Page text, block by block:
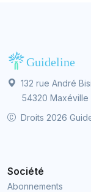
132 rue André
54320 Maxéville
Droits 2026
Société
Abonnements